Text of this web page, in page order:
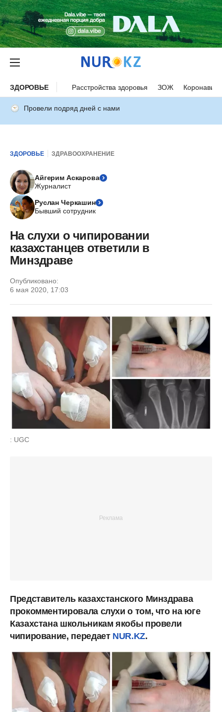
ЗДОРОВЬЕ Расстройства здоровья ЗОЖ
Провели подряд дней с нами
ЗДОРОВЬЕ ЗДРАВООХРАНЕНИЕ
Айгерим Аскарова
Журналист
Руслан Черкашин
Бывший сотрудник
На слухи о чипировании
казахстанцев ответили в
Минздраве
Опубликовано:
6 мая 2020, 17:03
: UGC
Представитель казахстанского Минздрава
прокомментировала слухи о том, что на юге
Казахстана школьникам якобы провели
чипирование, передает NUR.KZ.